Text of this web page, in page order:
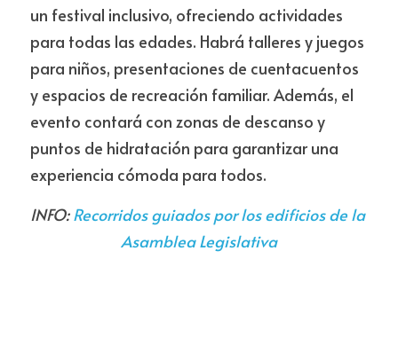
un festival inclusivo, ofreciendo actividades
para todas las edades. Habrá talleres y juegos
para niños, presentaciones de cuentacuentos
y espacios de recreación familiar. Además, el
evento contará con zonas de descanso y
puntos de hidratación para garantizar una
experiencia cómoda para todos.
INFO: Recorridos guiados por los edificios de la
Asamblea Legislativa